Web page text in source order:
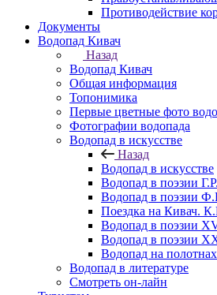
Противодействие
Документы
Водопад Кивач
Назад
Водопад Кивач
Общая информация
Топонимика
Первые цветные фото
Фотографии водопада
Водопад в искусстве
Назад
Водопад в искусстве
Водопад в поэзии
Водопад в поэзии
Поездка на Кивач.
Водопад в поэзии
Водопад в поэзии
Водопад на
Водопад в литературе
Смотреть он-лайн